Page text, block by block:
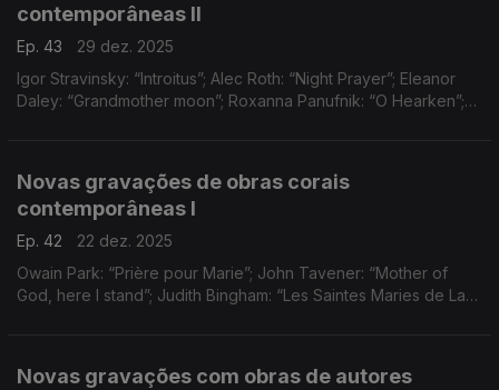
contemporâneas II
Ep. 43
29 dez. 2025
Igor Stravinsky: “Introitus”; Alec Roth: “Night Prayer”; Eleanor
Daley: “Grandmother moon”; Roxanna Panufnik: “O Hearken”;
Novas gravações de obras corais
contemporâneas I
Ep. 42
22 dez. 2025
Owain Park: “Prière pour Marie”; John Tavener: “Mother of
God, here I stand”; Judith Bingham: “Les Saintes Maries de La
Novas gravações com obras de autores